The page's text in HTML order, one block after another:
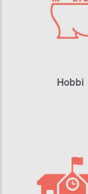
Hobbi